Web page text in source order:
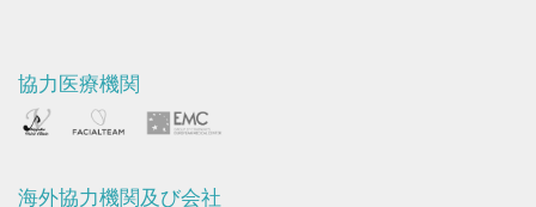
協力医療機関
海外協力機関及び会社